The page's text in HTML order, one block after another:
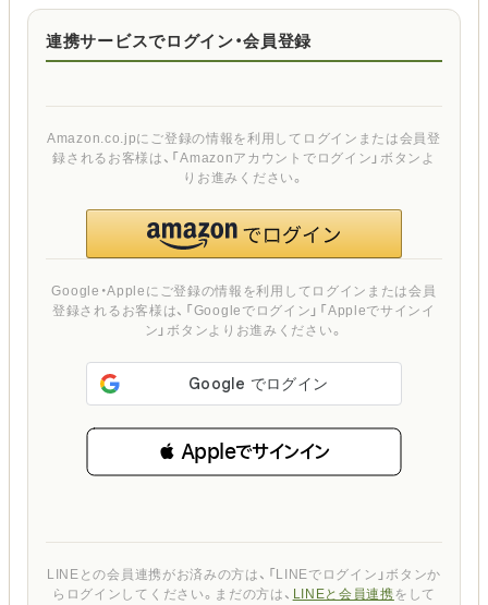
連携サービスでログイン・会員登録
 Appleでサインイン
Google・Appleにご登録の情報を利用してログインまたは会員
登録されるお客様は、「Googleでログイン」「Appleでサインイ
ン」ボタンよりお進みください。
Amazon.co.jpにご登録の情報を利用してログインまたは会員登
録されるお客様は、「Amazonアカウントでログイン」ボタンよ
りお進みください。
LINEとの会員連携がお済みの方は、「LINEでログイン」ボタンか
らログインしてください。まだの方は、 LINEと会員連携をして